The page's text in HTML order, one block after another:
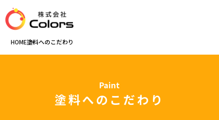
HOME塗料へのこだわり
Paint
塗料へのこだわり